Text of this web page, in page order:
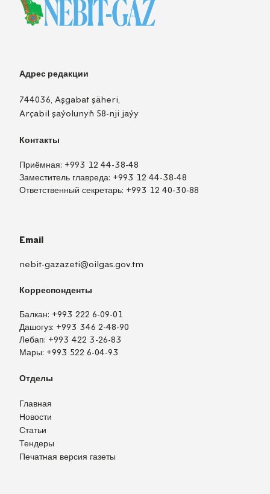
Адрес редакции
744036, Aşgabat şäheri,
Arçabil şaýolunyň 58-nji jaýy
Контакты
Приёмная: +993 12 44-38-48
Заместитель главреда: +993 12 44-38-48
Ответственный секретарь: +993 12 40-30-88
Email
nebit-gazazeti@oilgas.gov.tm
Корреспонденты
Балкан: +993 222 6-09-01
Дашогуз: +993 346 2-48-90
Лебап: +993 422 3-26-83
Мары: +993 522 6-04-93
Отделы
Главная
Новости
Статьи
Тендеры
Печатная версия газеты